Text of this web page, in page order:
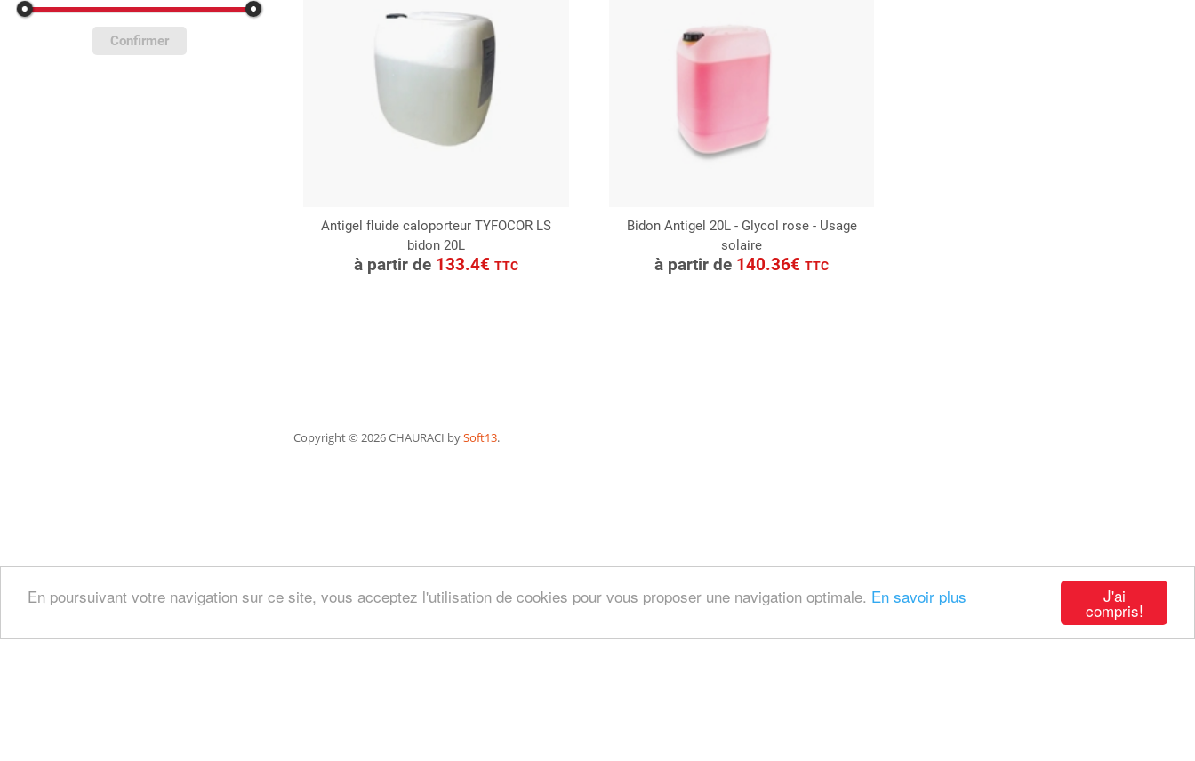
J'ai
compris!
En poursuivant votre navigation sur ce site, vous acceptez l'utilisation de cookies pour vous proposer une navigation optimale. En savoir plus
Confirmer
Antigel fluide caloporteur TYFOCOR LS
bidon 20L
à partir de 133.4€ TTC
CONSULTER
Demande de devis
Bidon Antigel 20L - Glycol rose - Usage
solaire
à partir de 140.36€TTC
CONSULTER
Demande de devis
Copyright© 2026 CHAURACI bySoft13.